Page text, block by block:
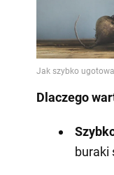
Dlaczego
buraki